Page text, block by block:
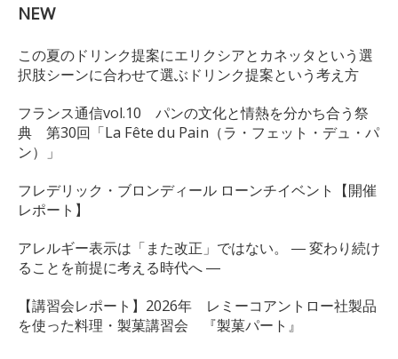
NEW
この夏のドリンク提案にエリクシアとカネッタという選
択肢シーンに合わせて選ぶドリンク提案という考え方
フランス通信vol.10 パンの文化と情熱を分かち合う祭
典 第30回「La Fête du Pain（ラ・フェット・デュ・パ
ン）」
フレデリック・ブロンディール ローンチイベント【開催
レポート】
アレルギー表示は「また改正」ではない。 ― 変わり続け
ることを前提に考える時代へ ―
【講習会レポート】2026年 レミーコアントロー社製品
を使った料理・製菓講習会 『製菓パート』